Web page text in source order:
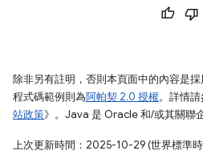
除非另有註明，否則本頁面中的內容是採
程式碼範例則為阿帕契 2.0 授權。詳情
站政策》。Java 是 Oracle 和/或其關聯
上次更新時間：2025-10-29 (世界標準時